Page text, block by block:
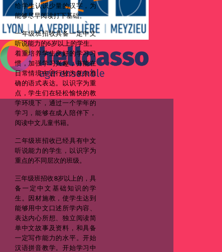
给学生认识少量的汉字，为
能够尽早阅读打下基础。
一年级班招收具备一定中文
听说能力的6岁以上的学生。
着重培养学生良好的学习习
惯，加强学习兴趣，并能在
日常情境中进行较为复杂准
确的语式表达。以识字为重
点，学生们在轻松愉快的教
学环境下，通过一个学年的
学习，能够在成人陪伴下，
阅读中文儿童书籍。
二年级班招收已经具有中文
听说能力的学生，以识字为
重点的不同层次的班级。
三年级班招收8岁以上的，具
备一定中文基础知识的学
生。因材施教，使学生达到
能够用中文口述所学内容、
表达内心所想、独立阅读简
单中文故事及资料，和具备
一定写作能力的水平。开始
汉语拼音教学。开始学习中